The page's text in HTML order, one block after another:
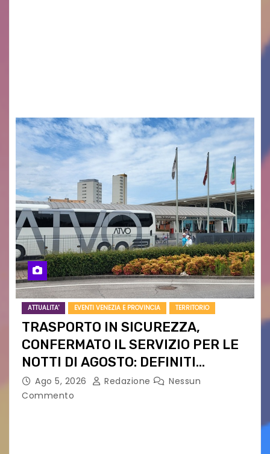
ATTUALITA' EVENTI VENEZIA E PROVINCIA TERRITORIO
TRASPORTO IN SICUREZZA,
CONFERMATO IL SERVIZIO PER LE
NOTTI DI AGOSTO: DEFINITI
PERCORSI, FERMATE E ORARIO
Ago 5, 2026 Redazione
Nessun
Commento